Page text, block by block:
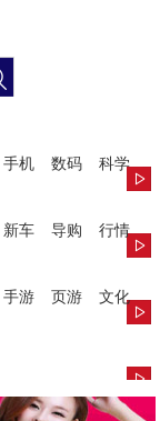
手机 数码
科学
新车 导购
行情
手游 页游
文化